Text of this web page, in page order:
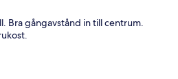
Bra gångavstånd in till centrum.